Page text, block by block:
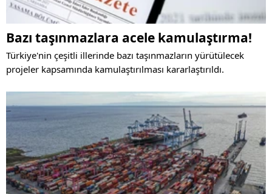
Bazı taşınmazlara acele kamulaştırma!
Türkiye'nin çeşitli illerinde bazı taşınmazların yürütülecek
projeler kapsamında kamulaştırılması kararlaştırıldı.